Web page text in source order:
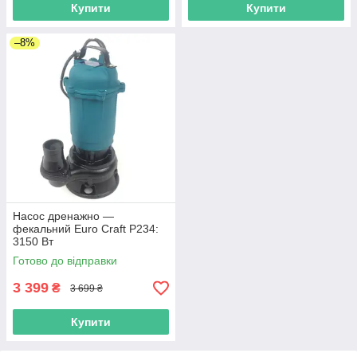
Купити Купити
–8%
Насос дренажно —
фекальний Euro Craft P234:
3150 Вт
Готово до відправки
3 399 ₴ 3 699 ₴
Купити